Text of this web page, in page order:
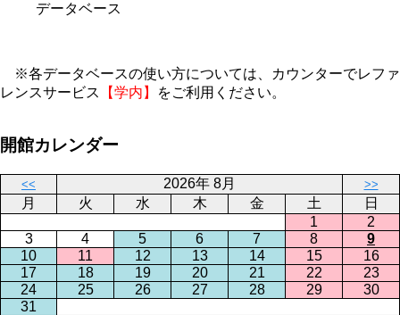
データベース
※各データベースの使い方については、カウンターでレファ
レンスサービス
【学内】 をご利用ください。
開館カレンダー
<< 2026年 8月 >>
月 火 水 木 金 土
日
1
2
3
4 5 6 7 8
9
10
11 12 13 14 15
16
17
18 19 20 21 22
23
24
25 26 27 28 29
30
31